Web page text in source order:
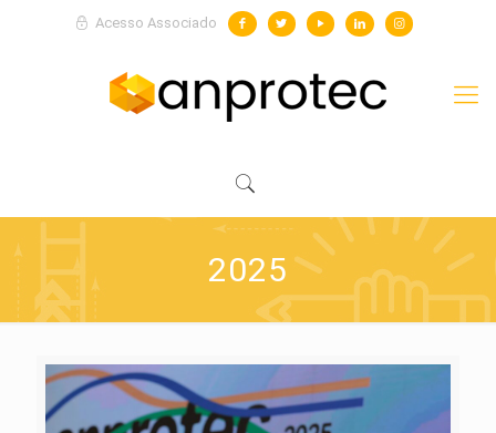
Acesso Associado
2025